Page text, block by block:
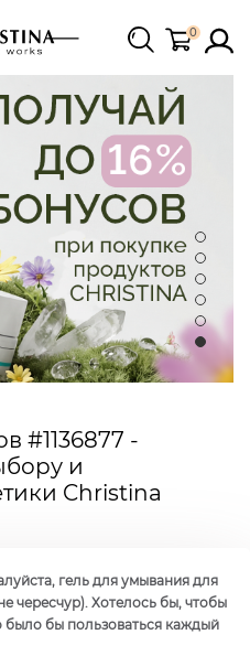
0
#1136877 -
и
Christina
гель для умывания для
чересчур). Хотелось бы, чтобы
бы пользоваться каждый